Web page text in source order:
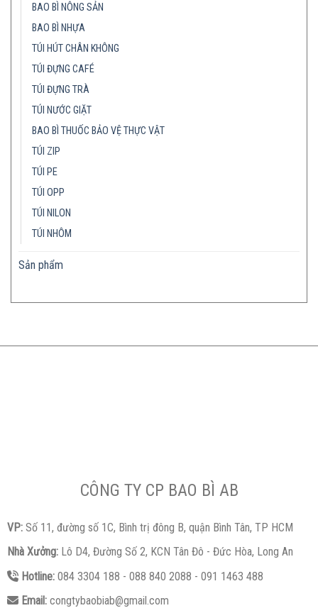
BAO BÌ NÔNG SẢN
BAO BÌ NHỰA
TÚI HÚT CHÂN KHÔNG
TÚI ĐỰNG CAFÉ
TÚI ĐỰNG TRÀ
TÚI NƯỚC GIẶT
BAO BÌ THUỐC BẢO VỆ THỰC VẬT
TÚI ZIP
TÚI PE
TÚI OPP
TÚI NILON
TÚI NHÔM
Sản phẩm
CÔNG TY CP BAO BÌ AB
VP: Số 11, đường số 1C, Bình trị đông B, quận Bình Tân, TP HCM
Nhà Xưởng: Lô D4, Đường Số 2, KCN Tân Đô - Đức Hòa, Long An
Hotline:084 3304 188 - 088 840 2088 - 091 1463 488
Email:congtybaobiab@gmail.com